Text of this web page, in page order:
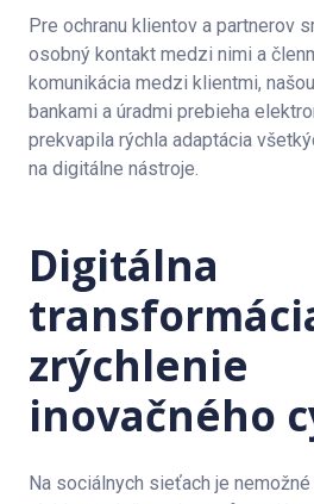
Pre ochranu klientov a partnerov
osobný kontakt medzi nimi a
komunikácia medzi klientmi,
bankami a úradmi prebieha
prekvapila rýchla adaptácia
na digitálne nástroje.
Digitálna
zrýchlenie
inovačného
Na sociálnych sieťach je